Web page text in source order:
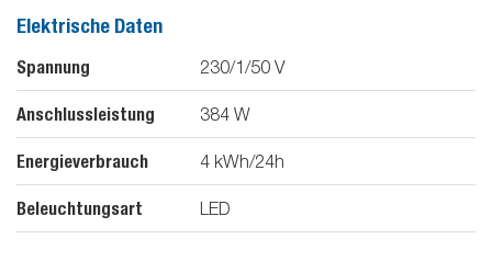
Elektrische Daten
Spannung 230/1/50 V
Anschlussleistung 384 W
Energieverbrauch 4 kWh/24h
Beleuchtungsart LED